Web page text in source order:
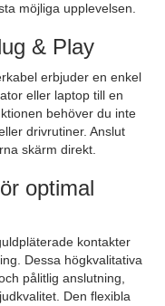
möjliga upplevelsen.
& Play
erbjuder en enkel
eller laptop till en
behöver du inte
drivrutiner. Anslut
skärm direkt.
optimal
kontakter
Dessa högkvalitativa
pålitlig anslutning,
Den flexibla